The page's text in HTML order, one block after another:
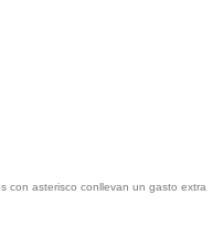
con asterisco conllevan un gasto extra